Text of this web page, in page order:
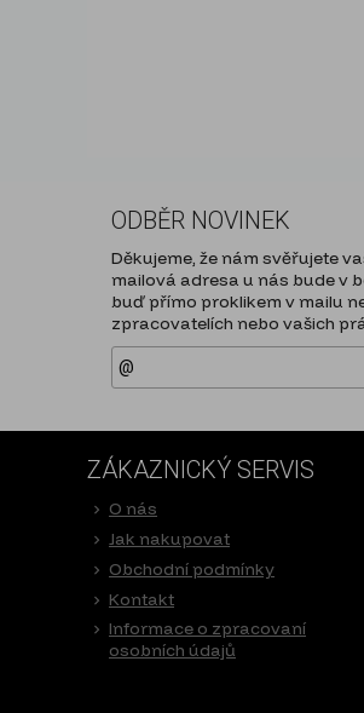
ODBĚR NOVINEK
Děkujeme, že nám svěřujete
mailová adresa u nás bude v
buď přímo proklikem v mailu
zpracovatelích nebo vašich
ZÁKAZNICKÝ SERVIS
O nás
Jak nakupovat
Obchodní podmínky
Kontakt
Informace o zpracovaní
osobních údajů